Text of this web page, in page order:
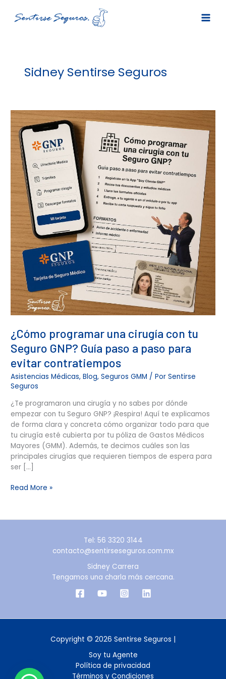
Sidney Sentirse Seguros
¿Cómo programar una cirugía con tu
Seguro GNP? Guía paso a paso para
evitar contratiempos
Asistencias Médicas,Blog,Seguros GMM / PorSentirse
Seguros
¿Te programaron una cirugía y no sabes por dónde
empezar con tu Seguro GNP? ¡Respira! Aquí te explicamos
de forma clara y concreta cómo organizar todo para que
tu cirugía esté cubierta por tu póliza de Gastos Médicos
Mayores (GMM). Además, te decimos cuáles son las
principales cirugías que requieren tiempos de espera para
ser […]
¿Cómo
programar
una
cirugía
con
Seguro
GNP?
Guía
paso
a
paso
para
evitar
contratiempos
Read More »
Tel: 56 3320 3144
contacto@sentirseseguros.com.mx
Sidney Carrera
Tengamos una charla más cercana.
Copyright © 2026 Sentirse Seguros |
Soy tu Agente
Política de privacidad
Términos y Condiciones